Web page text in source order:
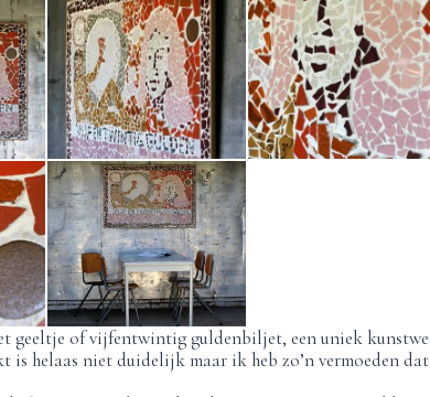
geeltje of vijfentwintig guldenbiljet, een uniek
is helaas niet duidelijk maar ik heb zo’n vermoeden